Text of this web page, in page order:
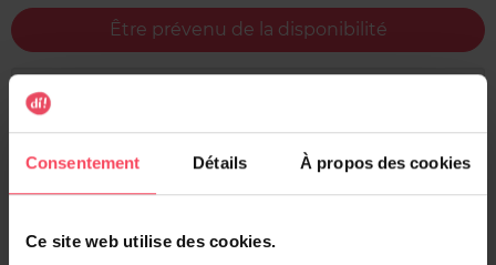
Consentement Détails À propos des cookies
Ce site web utilise des cookies.
Être prévenu de la disponibilité
Expédition sous 24h